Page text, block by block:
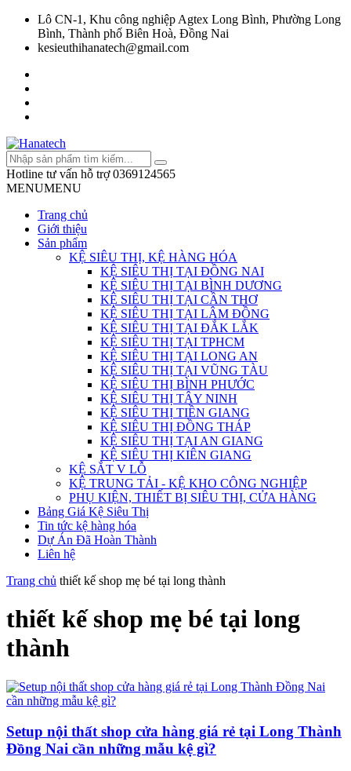
Lô CN-1, Khu công nghiệp Agtex Long Bình, Phường Long
Bình, Thành phố Biên Hoà, Đồng Nai
kesieuthihanatech@gmail.com
Hotline tư vấn hỗ trợ 0369124565
MENUMENU
Trang chủ
Giới thiệu
Sản phẩm
KỆ SIÊU THỊ, KỆ HÀNG HÓA
KỆ SIÊU THỊ TẠI ĐỒNG NAI
KỆ SIÊU THỊ TẠI BÌNH DƯƠNG
KỆ SIÊU THỊ TẠI CẦN THƠ
KỆ SIÊU THỊ TẠI LÂM ĐỒNG
KỆ SIÊU THỊ TẠI ĐẮK LẮK
KỆ SIÊU THỊ TẠI TPHCM
KỆ SIÊU THỊ TẠI LONG AN
KỆ SIÊU THỊ TẠI VŨNG TÀU
KỆ SIÊU THỊ BÌNH PHƯỚC
KỆ SIÊU THỊ TÂY NINH
KỆ SIÊU THỊ TIỀN GIANG
KỆ SIÊU THỊ ĐỒNG THÁP
KỆ SIÊU THỊ TẠI AN GIANG
KỆ SIÊU THỊ KIÊN GIANG
KỆ SẮT V LỖ
KỆ TRUNG TẢI - KỆ KHO CÔNG NGHIỆP
PHỤ KIỆN, THIẾT BỊ SIÊU THỊ, CỬA HÀNG
Bảng Giá Kệ Siêu Thị
Tin tức kệ hàng hóa
Dự Án Đã Hoàn Thành
Liên hệ
Trang chủ thiết kế shop mẹ bé tại long thành
thiết kế shop mẹ bé tại long
thành
Setup nội thất shop cửa hàng giá rẻ tại Long Thành
Đồng Nai cần những mẫu kệ gì?